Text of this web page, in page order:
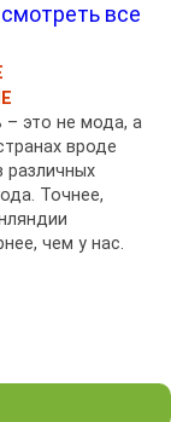
смотреть все
– это не мода, а
вроде
различных
Точнее,
чем у нас.